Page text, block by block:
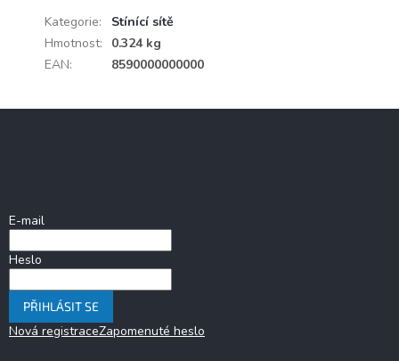
Kategorie:
Stínící sítě
Hmotnost:
0.324 kg
EAN: 8590000000000
E-mail
Heslo
PŘIHLÁSIT SE
Nová registraceZapomenuté heslo